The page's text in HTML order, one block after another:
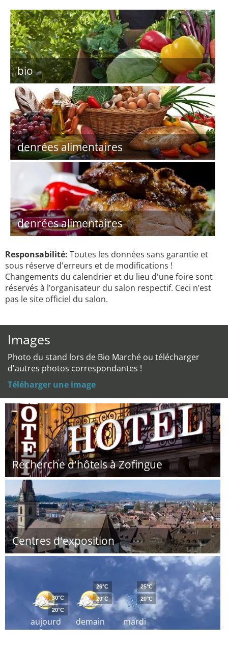
bio
denrées alimentaires
denrées alimentaires
Responsabilité: Toutes les données sans garantie et
sous réserve d'erreurs et de modifications !
Changements du calendrier et du lieu d'une foire sont
réservés à l’organisateur du salon respectif. Ceci n’est
pas le site officiel du salon.
Images
Photo du stand lors de Bio Marché ou télécharger
d'autres photos correspondantes !
Téléharger une image
Recherche d'hôtels à Zofingue
Centres d'exposition
aujourd
´hui
30°C
20°C
demain
26°C
20°C
mardi
25°C
20°C